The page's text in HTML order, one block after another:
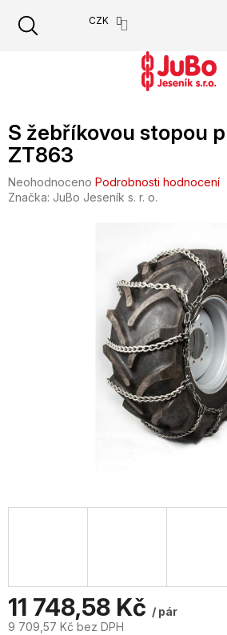
obsah
CZK
S žebříkovou stopou
ZT863
Průměrné
hodnocení
Neohodnoceno Podrobnosti hodnocení
Značka: JuBo Jeseník s. r. o.
11 748,58 Kč / pár
9 709,57 Kč bez DPH